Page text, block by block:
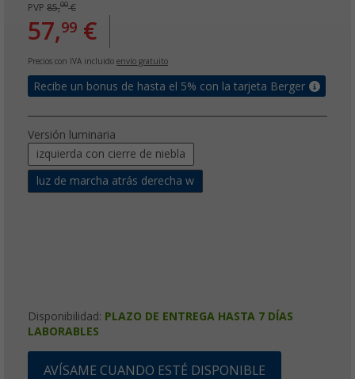
PVP 85,00€
57,99 €
Precios con IVA incluido envío gratuito
Recibe un bonus de hasta el 5% con la tarjeta Berger
Versión luminaria
izquierda con cierre de niebla
luz de marcha atrás derecha w
Disponibilidad: PLAZO DE ENTREGA HASTA 7 DÍAS
LABORABLES
AVÍSAME CUANDO ESTÉ DISPONIBLE